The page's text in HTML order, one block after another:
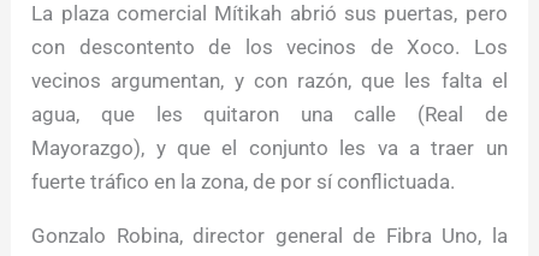
La plaza comercial Mítikah abrió sus puertas, pero
con descontento de los vecinos de Xoco. Los
vecinos argumentan, y con razón, que les falta el
agua, que les quitaron una calle (Real de
Mayorazgo), y que el conjunto les va a traer un
fuerte tráfico en la zona, de por sí conflictuada.
Gonzalo Robina, director general de Fibra Uno, la